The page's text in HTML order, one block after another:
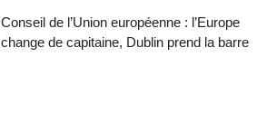
Conseil de l’Union européenne : l’Europe
change de capitaine, Dublin prend la barre